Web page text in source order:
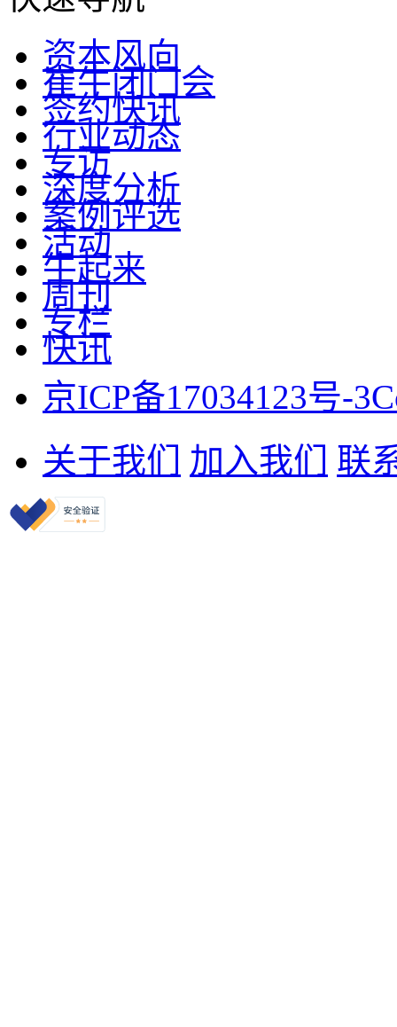
资本风向
崔牛闭门会
签约快讯
行业动态
专访
深度分析
案例评选
活动
牛起来
周刊
专栏
快讯
京ICP备17034123号-3
关于我们
加入我们 联